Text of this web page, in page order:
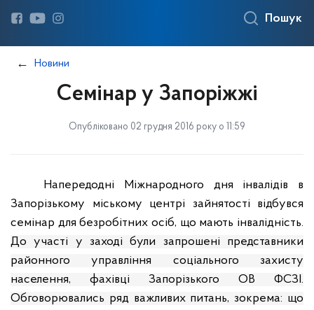
Пошук
Новини
Семінар у Запоріжжі
Опубліковано 02 грудня 2016 року о 11:59
Напередодні Міжнародного дня інвалідів в
Запорізькому міському центрі зайнятості відбувся
семінар для безробітних осіб, що мають інвалідність.
До участі у заході були запрошені представники
районного управління соціального захисту
населення, фахівці Запорізького ОВ ФСЗІ.
Обговорювались ряд важливих питань, зокрема: що